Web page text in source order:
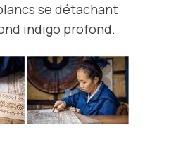
se détachant
indigo profond.